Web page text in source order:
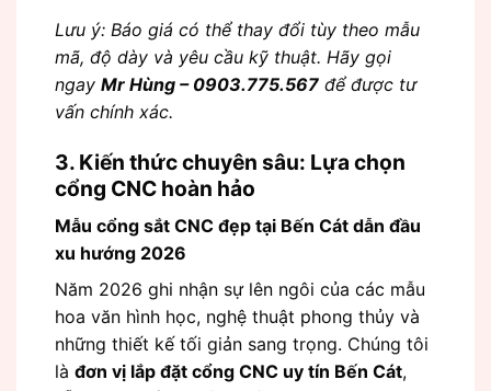
Lưu ý: Báo giá có thể thay đổi tùy theo mẫu
mã, độ dày và yêu cầu kỹ thuật. Hãy gọi
ngay Mr Hùng – 0903.775.567 để được tư
vấn chính xác.
3. Kiến thức chuyên sâu: Lựa chọn
cổng CNC hoàn hảo
Mẫu cổng sắt CNC đẹp tại Bến Cát dẫn đầu
xu hướng 2026
Năm 2026 ghi nhận sự lên ngôi của các mẫu
hoa văn hình học, nghệ thuật phong thủy và
những thiết kế tối giản sang trọng. Chúng tôi
là đơn vị lắp đặt cổng CNC uy tín Bến Cát,